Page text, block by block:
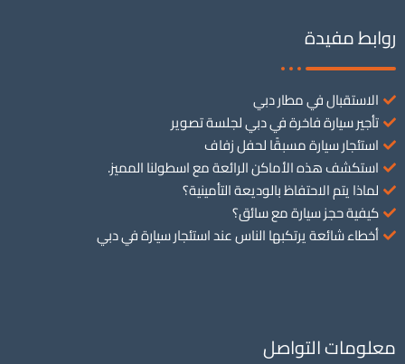
روابط مفيدة
الاستقبال في مطار دبي
تأجير سيارة فاخرة في دبي لجلسة تصوير
استئجار سيارة مسبقًا لحفل زفاف
استكشف هذه الأماكن الرائعة مع اسطولنا المميز.
لماذا يتم الاحتفاظ بالوديعة التأمينية؟
كيفية حجز سيارة مع سائق؟
أخطاء شائعة يرتكبها الناس عند استئجار سيارة في دبي
معلومات التواصل